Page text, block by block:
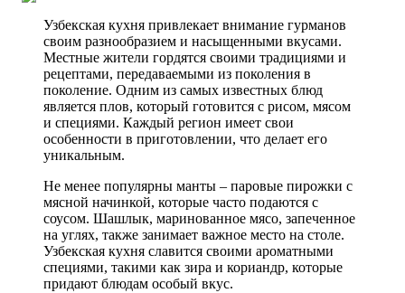
Узбекская кухня привлекает внимание гурманов
своим разнообразием и насыщенными вкусами.
Местные жители гордятся своими традициями и
рецептами, передаваемыми из поколения в
поколение. Одним из самых известных блюд
является плов, который готовится с рисом, мясом
и специями. Каждый регион имеет свои
особенности в приготовлении, что делает его
уникальным.
Не менее популярны манты – паровые пирожки с
мясной начинкой, которые часто подаются с
соусом. Шашлык, маринованное мясо, запеченное
на углях, также занимает важное место на столе.
Узбекская кухня славится своими ароматными
специями, такими как зира и кориандр, которые
придают блюдам особый вкус.